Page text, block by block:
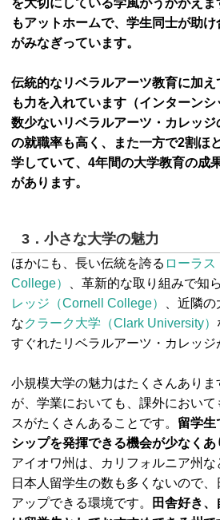
もアットホームで、学生同士が助
がみなぎっています。
伝統的なリベラルアーツ教育に加え
も力を入れています（インターン
数少ないリベラルアーツ・カレッ
の就職率も高く、また一方で2割ほ
学していて、4年間の大学教育の成
があります。
3．小さな大学の魅力
ほかにも、長い伝統を誇る ローラ
College）
、革新的な取り組みで知
レッジ（Cornell College）
、近隣
なクラーク大学（Clark University）
すぐれたリベラルアーツ・カレッジ
小規模大学の魅力はたくさんあり
が、学業においても、課外におい
スがたくさんあることです。 留学生
シップを発揮できる機会が少なくあ
アイオワ州は、カリフォルニア州な
日本人留学生の数も多くないので
アップできる環境です。
田舎好き